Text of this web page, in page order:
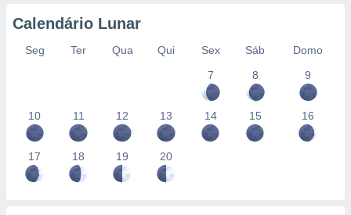
Calendário Lunar
Seg Ter Qua Qui Sex Sáb
Domo
7
8 9
10 11 12 13 14 15 16
17 18 19 20